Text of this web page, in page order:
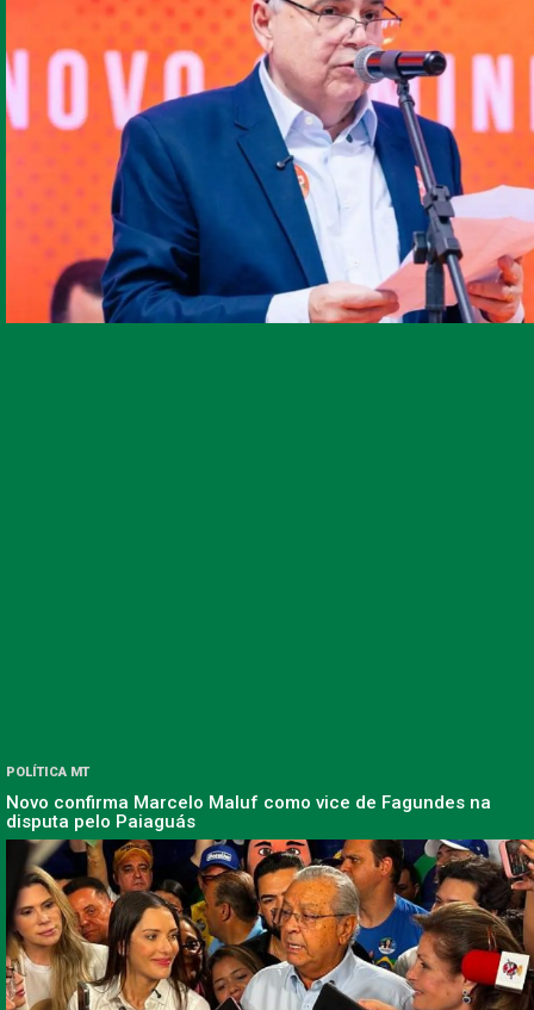
POLÍTICA MT
Novo confirma Marcelo Maluf como vice de Fagundes na
disputa pelo Paiaguás